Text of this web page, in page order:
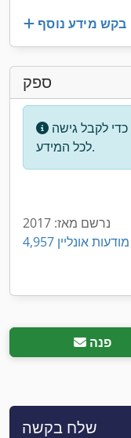
בקש מידע נוסף
ספק
כדי לקבל גישה
לכל המידע.
נרשם מאז: 2017
4,957 מודעות אונליין
פנה
שלח בקשה